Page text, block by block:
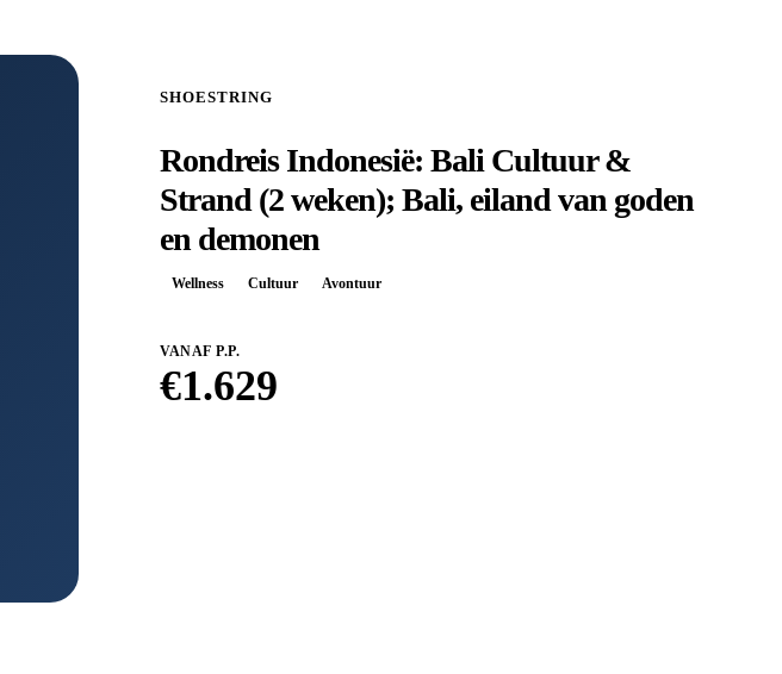
SHOESTRING
Rondreis Indonesië: Bali Cultuur &
Strand (2 weken); Bali, eiland van goden
en demonen
Wellness Cultuur Avontuur
VANAF P.P.
€1.629